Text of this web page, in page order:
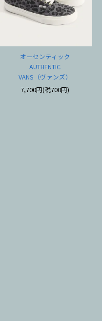
オーセンティック
AUTHENTIC
VANS（ヴァンズ）
7,700円(税700円)